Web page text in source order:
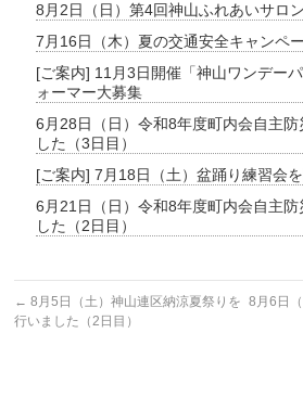
8月2日（日）第4回神山ふれあいサロ
7月16日（木）夏の交通安全キャンペ
[ご案内] 11月3日開催「神山ワンデー
ォーマー大募集
6月28日（日）令和8年度町内会自主
した（3日目）
[ご案内] 7月18日（土）盆踊り練習会
6月21日（日）令和8年度町内会自主
した（2日目）
← 8月5日（土）神山連区納涼夏祭りを
行いました（2日目）
8月6日